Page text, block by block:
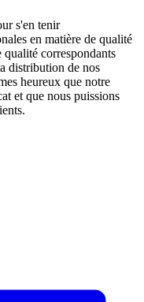
s'en tenir
en matière de qualité
correspondants
distribution de nos
heureux que notre
et que nous puissions